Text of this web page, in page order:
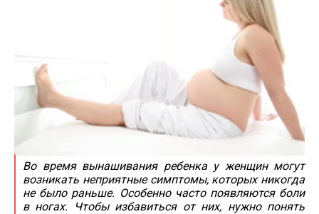
Во время вынашивания ребенка у женщин могут
возникать неприятные симптомы, которых никогда
не было раньше. Особенно часто появляются боли
в ногах. Чтобы избавиться от них, нужно понять